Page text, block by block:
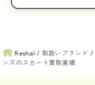
Reshal 取扱いブランド
ンズのスカート買取実績